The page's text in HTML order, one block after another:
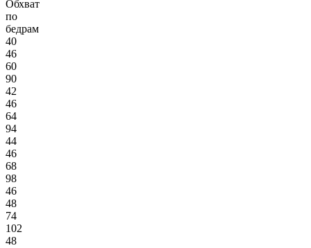
Обхват
по
бедрам
40
46
60
90
42
46
64
94
44
46
68
98
46
48
74
102
48